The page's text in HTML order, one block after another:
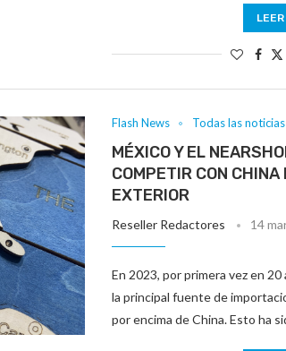
Flash News Todas las noticias
MÉXICO Y EL
COMPETIR CON CHINA
EXTERIOR
Reseller Redactores 14
En 2023, por primera vez en
la principal fuente de
por encima de China. Esto ha